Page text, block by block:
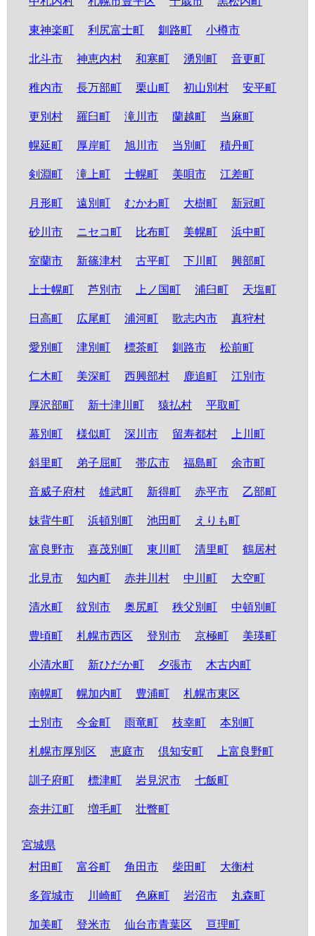
東神楽町 利尻富士町 釧路町 小樽市
北斗市 神恵内村 和寒町 湧別町 音更町
稚内市 長万部町 栗山町 初山別村 安平町
更別村 羅臼町 滝川市 蘭越町 当麻町
幌延町 厚岸町 旭川市 当別町 積丹町
剣淵町 滝上町 士幌町 美唄市 江差町
月形町 遠別町 むかわ町 大樹町 新冠町
砂川市 ニセコ町 比布町 美幌町 浜中町
室蘭市 新篠津村 古平町 下川町 興部町
上士幌町 芦別市 上ノ国町 浦臼町 天塩町
日高町 広尾町 浦河町 歌志内市 真狩村
愛別町 津別町 標茶町 釧路市 松前町
仁木町 美深町 西興部村 鹿追町 江別市
厚沢部町 新十津川町 猿払村 平取町
幕別町 様似町 深川市 留寿都村 上川町
斜里町 弟子屈町 帯広市 福島町 余市町
音威子府村 雄武町 新得町 赤平市 乙部町
妹背牛町 浜頓別町 池田町 えりも町
富良野市 喜茂別町 東川町 清里町 鶴居村
北見市 知内町 赤井川村 中川町 大空町
清水町 紋別市 奥尻町 秩父別町 中頓別町
豊頃町 札幌市西区 登別市 京極町 美瑛町
小清水町 新ひだか町 夕張市 木古内町
南幌町 幌加内町 豊浦町 札幌市東区
士別市 今金町 雨竜町 枝幸町 本別町
札幌市厚別区 恵庭市 倶知安町 上富良野町
訓子府町 標津町 岩見沢市 七飯町
奈井江町 増毛町 壮瞥町
宮城県
村田町
富谷町 角田市 柴田町 大衡村
多賀城市 川崎町 色麻町 岩沼市 丸森町
加美町 登米市 仙台市青葉区 亘理町